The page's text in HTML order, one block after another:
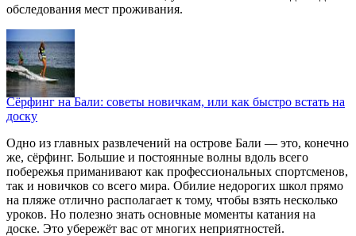
обследования мест проживания.
Сёрфинг на Бали: советы новичкам, или как быстро встать на
доску
Одно из главных развлечений на острове Бали — это, конечно
же, сёрфинг. Большие и постоянные волны вдоль всего
побережья приманивают как профессиональных спортсменов,
так и новичков со всего мира. Обилие недорогих школ прямо
на пляже отлично располагает к тому, чтобы взять несколько
уроков. Но полезно знать основные моменты катания на
доске. Это убережёт вас от многих неприятностей.